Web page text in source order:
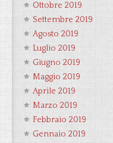
Ottobre 2019
Settembre 2019
Agosto 2019
Luglio 2019
Giugno 2019
Maggio 2019
Aprile 2019
Marzo 2019
Febbraio 2019
Gennaio 2019